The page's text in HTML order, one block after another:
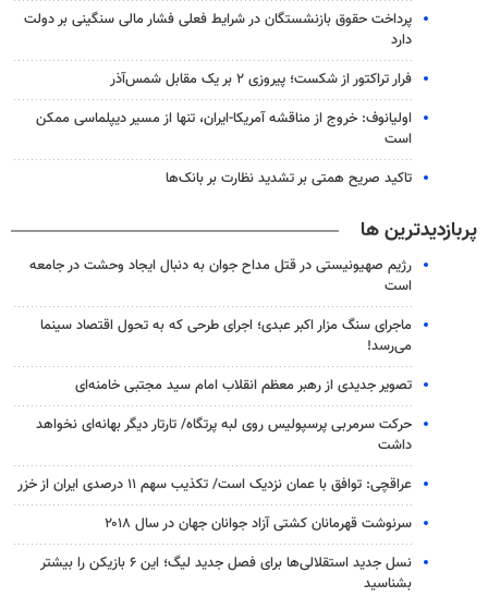
پرداخت حقوق بازنشستگان در شرایط فعلی فشار مالی سنگینی بر دولت
دارد
فرار تراکتور از شکست؛ پیروزی ۲ بر یک مقابل شمس‌آذر
اولیانوف: خروج از مناقشه آمریکا-ایران، تنها از مسیر دیپلماسی ممکن
است
تاکید صریح همتی بر تشدید نظارت بر بانک‌ها
پربازدیدترین ها
رژیم صهیونیستی در قتل مداح جوان به دنبال ایجاد وحشت در جامعه
است
ماجرای سنگ مزار اکبر عبدی؛ اجرای طرحی که به تحول اقتصاد سینما
می‌رسد!
تصویر جدیدی از رهبر معظم انقلاب امام سید مجتبی خامنه‌ای
حرکت سرمربی پرسپولیس روی لبه پرتگاه/ تارتار دیگر بهانه‌ای نخواهد
داشت
عراقچی: توافق با عمان نزدیک است/ تکذیب سهم ۱۱ درصدی ایران از خزر
سرنوشت قهرمانان کشتی آزاد جوانان جهان در سال ۲۰۱۸
نسل جدید استقلالی‌ها برای فصل جدید لیگ؛ این ۶ بازیکن را بیشتر
بشناسید